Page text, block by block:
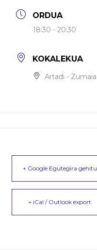
ORDUA
18:30 - 20:30
KOKALEKUA
Artadi - Zumaia
+ Google Egutegira gehitu
+ iCal / Outlook export